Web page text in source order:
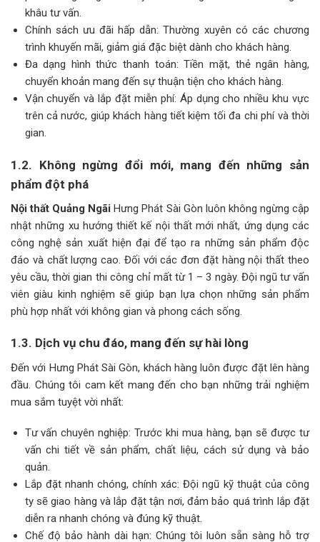
khâu tư vấn.
Chính sách ưu đãi hấp dẫn: Thường xuyên có các chương
trình khuyến mãi, giảm giá đặc biệt dành cho khách hàng.
Đa dạng hình thức thanh toán: Tiền mặt, thẻ ngân hàng,
chuyển khoản mang đến sự thuận tiện cho khách hàng.
Vận chuyển và lắp đặt miễn phí: Áp dụng cho nhiều khu vực
trên cả nước, giúp khách hàng tiết kiệm tối đa chi phí và thời
gian.
1.2. Không ngừng đổi mới, mang đến những sản
phẩm đột phá
Nội thất Quảng Ngãi Hưng Phát Sài Gòn luôn không ngừng cập
nhật những xu hướng thiết kế nội thất mới nhất, ứng dụng các
công nghệ sản xuất hiện đại để tạo ra những sản phẩm độc
đáo và chất lượng cao. Đối với các đơn đặt hàng nội thất theo
yêu cầu, thời gian thi công chỉ mất từ 1 – 3 ngày. Đội ngũ tư vấn
viên giàu kinh nghiệm sẽ giúp bạn lựa chọn những sản phẩm
phù hợp nhất với không gian và phong cách sống.
1.3. Dịch vụ chu đáo, mang đến sự hài lòng
Đến với Hưng Phát Sài Gòn, khách hàng luôn được đặt lên hàng
đầu. Chúng tôi cam kết mang đến cho bạn những trải nghiệm
mua sắm tuyệt vời nhất:
Tư vấn chuyên nghiệp: Trước khi mua hàng, bạn sẽ được tư
vấn chi tiết về sản phẩm, chất liệu, cách sử dụng và bảo
quản.
Lắp đặt nhanh chóng, chính xác: Đội ngũ kỹ thuật của công
ty sẽ giao hàng và lắp đặt tận nơi, đảm bảo quá trình lắp đặt
diễn ra nhanh chóng và đúng kỹ thuật.
Chế độ bảo hành dài hạn: Chúng tôi luôn sẵn sàng hỗ trợ